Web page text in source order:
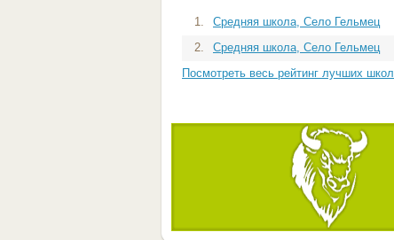
1.
Средняя школа, Село Гельмец
2.
Средняя школа, Село Гельмец
Посмотреть весь рейтинг лучших школ